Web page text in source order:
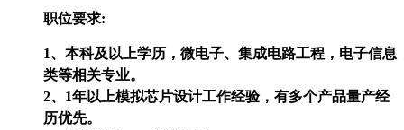
职位要求:
1、本科及以上学历，微电子、集成电路工程，电子信息
类等相关专业。
2、1年以上模拟芯片设计工作经验，有多个产品量产经
历优先。